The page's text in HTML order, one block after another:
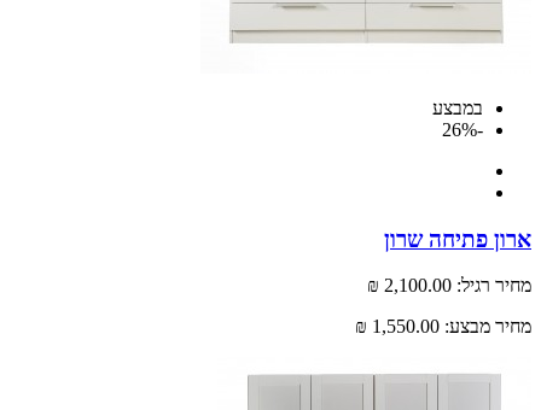
במבצע
פתיחה שרון
רגיל: 2,100.00 ₪
מבצע: 1,550.00 ₪